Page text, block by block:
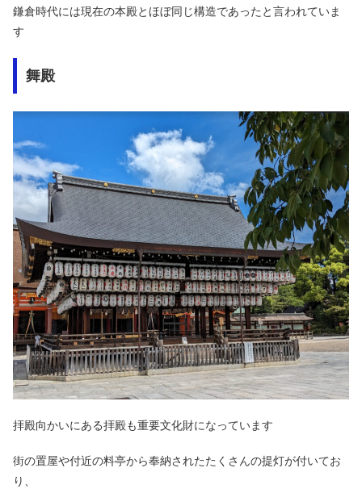
鎌倉時代には現在の本殿とほぼ同じ構造であったと言われていま
す
舞殿
拝殿向かいにある拝殿も重要文化財になっています
街の置屋や付近の料亭から奉納されたたくさんの提灯が付いてお
り、